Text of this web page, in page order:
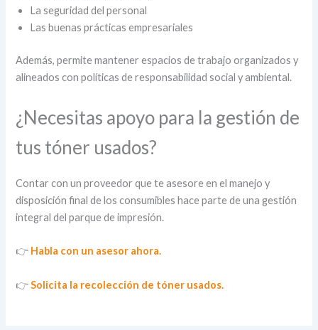
La seguridad del personal
Las buenas prácticas empresariales
Además, permite mantener espacios de trabajo organizados y
alineados con políticas de responsabilidad social y ambiental.
¿Necesitas apoyo para la gestión de
tus tóner usados?
Contar con un proveedor que te asesore en el manejo y
disposición final de los consumibles hace parte de una gestión
integral del parque de impresión.
👉 Habla con un asesor ahora.
👉Solicita la recolección de tóner usados.